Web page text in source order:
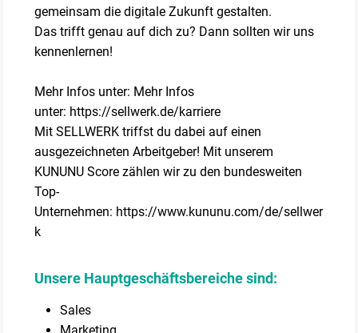
gemeinsam die digitale Zukunft gestalten.
Das trifft genau auf dich zu? Dann sollten wir uns
kennenlernen!
Mehr Infos unter: Mehr Infos
unter: https://sellwerk.de/karriere
Mit SELLWERK triffst du dabei auf einen
ausgezeichneten Arbeitgeber! Mit unserem
KUNUNU Score zählen wir zu den bundesweiten
Top-
Unternehmen: https://www.kununu.com/de/sellwer
k
Unsere Hauptgeschäftsbereiche sind:
Sales
Marketing